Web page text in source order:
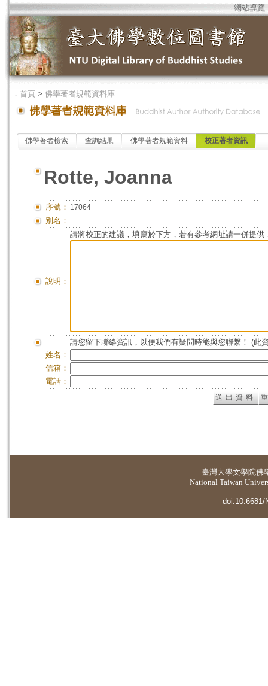
網站導覽
． 首頁 > 佛學著者規範資料庫
佛學著者檢索 查詢結果 佛學著者規範資料 校正著者資訊
Rotte, Joanna
序號： 17064
別名：
說明：
請將校正的建議，填寫於下方，若有參考網址請一併提供
請您留下聯絡資訊，以便我們有疑問時能與您聯繫！ (此
姓名：
信箱：
電話：
臺灣大學文學院佛
National Taiwan
doi:10.6681/